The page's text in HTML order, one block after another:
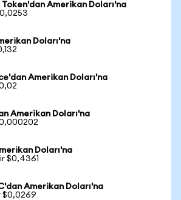
Token'dan Amerikan Doları'na
Doları'na
Amerikan Doları'na
Amerikan Doları'na
Doları'na
$0,4361
Amerikan Doları'na
$0,0269